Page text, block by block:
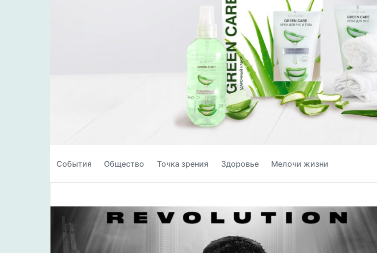
События Общество Точка зрения Здоровье Мелочи жизни